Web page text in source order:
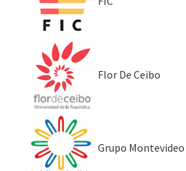
Flor De Ceibo
Grupo Montevideo